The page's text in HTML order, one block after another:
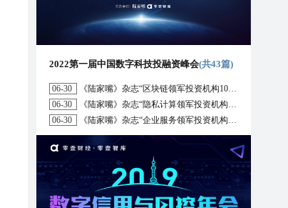
2022第一届中国数字科技投融资峰会(共43篇)
06-30
《陆家嘴》杂志“区块链领军投资机构10强”榜单正式发布
06-30
《陆家嘴》杂志“隐私计算领军投资机构10强”榜单正式发布
06-30
《陆家嘴》杂志“企业服务领军投资机构10强”榜单正式发布